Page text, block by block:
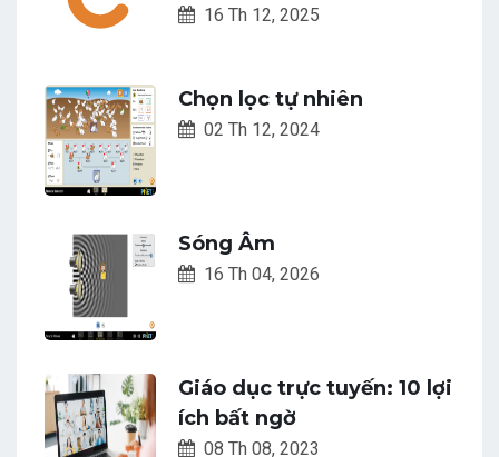
Phòng Online Tại Snetuni
16 Th 12, 2025
Chọn lọc tự nhiên
02 Th 12, 2024
Sóng Âm
16 Th 04, 2026
Giáo dục trực tuyến: 10 lợi
ích bất ngờ
08 Th 08, 2023